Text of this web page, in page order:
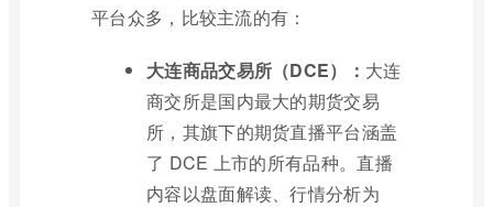
平台众多，比较主流的有：
大连商品交易所（DCE）： 大连
商交所是国内最大的期货交易
所，其旗下的期货直播平台涵盖
了 DCE 上市的所有品种。直播
内容以盘面解读、行情分析为